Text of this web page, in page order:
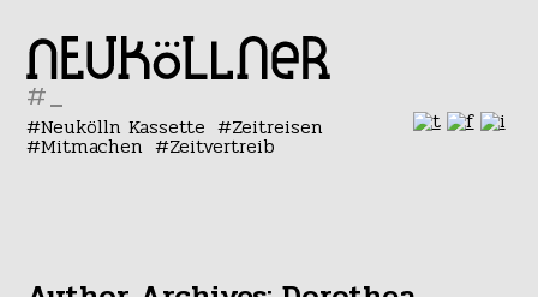
#
Neukölln Kassette Zeitreisen
Mitmachen Zeitvertreib